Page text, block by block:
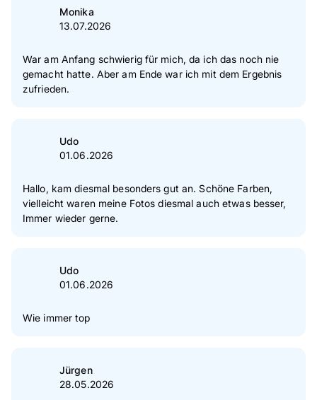
Sterne
Sterne
2 Sterne
1 Sterne 1 %
Monika
13.07.2026
War am Anfang schwierig für mich, da ich das noch nie
gemacht hatte. Aber am Ende war ich mit dem Ergebnis
zufrieden.
Udo
01.06.2026
Hallo, kam diesmal besonders gut an. Schöne Farben,
vielleicht waren meine Fotos diesmal auch etwas besser,
Immer wieder gerne.
Udo
01.06.2026
Wie immer top
Jürgen
28.05.2026